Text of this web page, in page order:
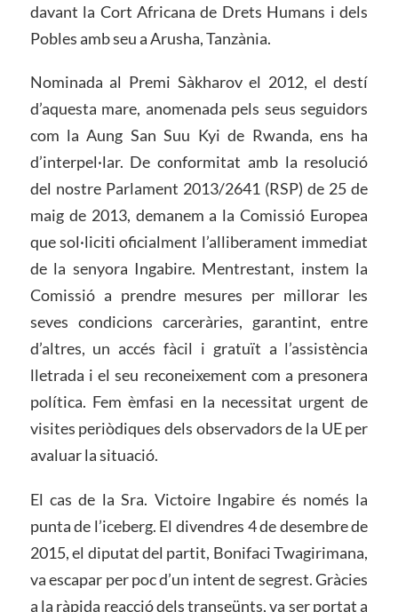
davant la Cort Africana de Drets Humans i dels
Pobles amb seu a Arusha, Tanzània.
Nominada al Premi Sàkharov el 2012, el destí
d’aquesta mare, anomenada pels seus seguidors
com la Aung San Suu Kyi de Rwanda, ens ha
d’interpel·lar. De conformitat amb la resolució
del nostre Parlament 2013/2641 (RSP) de 25 de
maig de 2013, demanem a la Comissió Europea
que sol·liciti oficialment l’alliberament immediat
de la senyora Ingabire. Mentrestant, instem la
Comissió a prendre mesures per millorar les
seves condicions carceràries, garantint, entre
d’altres, un accés fàcil i gratuït a l’assistència
lletrada i el seu reconeixement com a presonera
política. Fem èmfasi en la necessitat urgent de
visites periòdiques dels observadors de la UE per
avaluar la situació.
El cas de la Sra. Victoire Ingabire és només la
punta de l’iceberg. El divendres 4 de desembre de
2015, el diputat del partit, Bonifaci Twagirimana,
va escapar per poc d’un intent de segrest. Gràcies
a la ràpida reacció dels transeünts, va ser portat a